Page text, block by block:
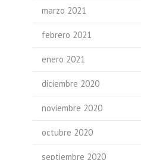
marzo 2021
febrero 2021
enero 2021
diciembre 2020
noviembre 2020
octubre 2020
septiembre 2020